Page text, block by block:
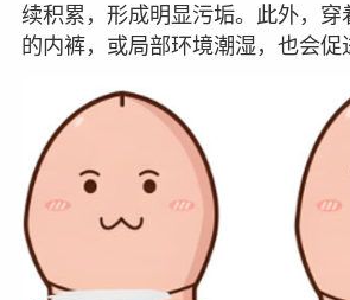
续积累，形成明显污垢。此外，穿
的内裤，或局部环境潮湿，也会促